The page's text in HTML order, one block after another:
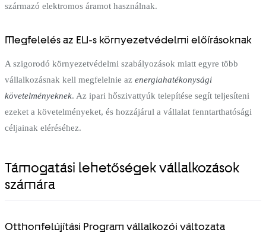
származó elektromos áramot használnak.
Megfelelés az EU-s környezetvédelmi előírásoknak
A szigorodó környezetvédelmi szabályozások miatt egyre több
vállalkozásnak kell megfelelnie az energiahatékonysági
követelményeknek. Az ipari hőszivattyúk telepítése segít teljesíteni
ezeket a követelményeket, és hozzájárul a vállalat fenntarthatósági
céljainak eléréséhez.
Támogatási lehetőségek vállalkozások
számára
Otthonfelújítási Program vállalkozói változata